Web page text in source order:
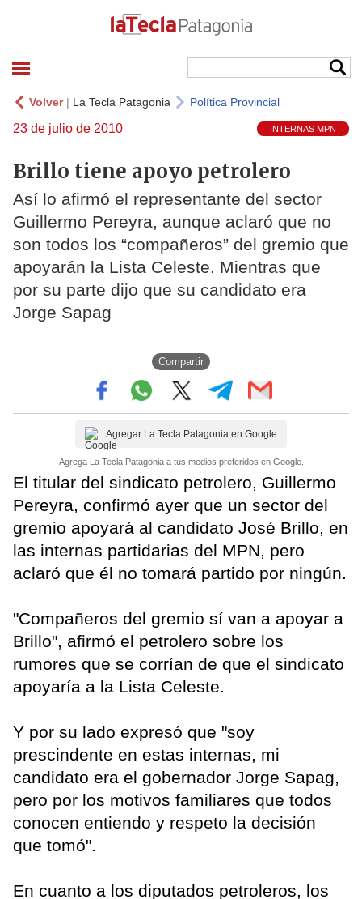
Volver| La Tecla Patagonia Política Provincial
23 de julio de 2010 INTERNAS MPN
Brillo tiene apoyo petrolero
Así lo afirmó el representante del sector
Guillermo Pereyra, aunque aclaró que no
son todos los “compañeros” del gremio que
apoyarán la Lista Celeste. Mientras que
por su parte dijo que su candidato era
Jorge Sapag
Compartir
Agregar La Tecla Patagonia en Google
Agrega La Tecla Patagonia a tus medios preferidos en Google.
El titular del sindicato petrolero, Guillermo
Pereyra, confirmó ayer que un sector del
gremio apoyará al candidato José Brillo, en
las internas partidarias del MPN, pero
aclaró que él no tomará partido por ningún.
"Compañeros del gremio sí van a apoyar a
Brillo", afirmó el petrolero sobre los
rumores que se corrían de que el sindicato
apoyaría a la Lista Celeste.
Y por su lado expresó que "soy
prescindente en estas internas, mi
candidato era el gobernador Jorge Sapag,
pero por los motivos familiares que todos
conocen entiendo y respeto la decisión
que tomó".
En cuanto a los diputados petroleros, los